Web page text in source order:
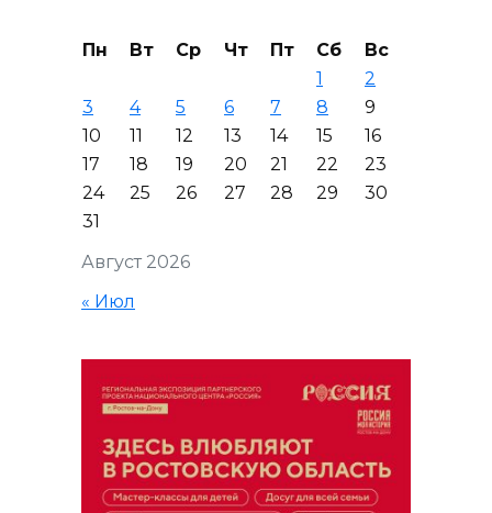
Август 2026
Пн Вт Ср Чт Пт Сб
Вс
1
2
3
4 5 6 7 8
9
10
11 12 13 14 15
16
17
18 19 20 21 22
23
24
25 26 27 28 29
30
31
« Июл